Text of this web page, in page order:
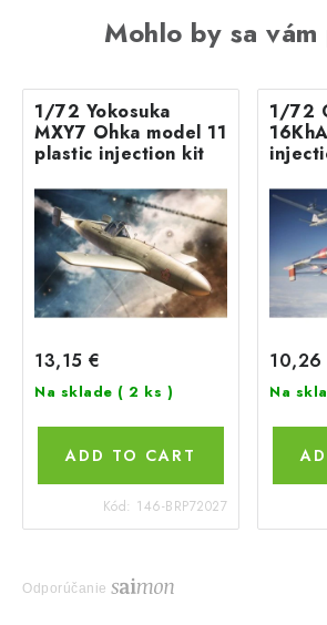
Mohlo by sa
1/72 Yokosuka
MXY7 Ohka model 11
plastic injection kit
13,15 €
Na sklade ( 2 ks )
ADD TO CART
Kód: 146-BRP72027
1/72
10,26
Na
Odporúčanie